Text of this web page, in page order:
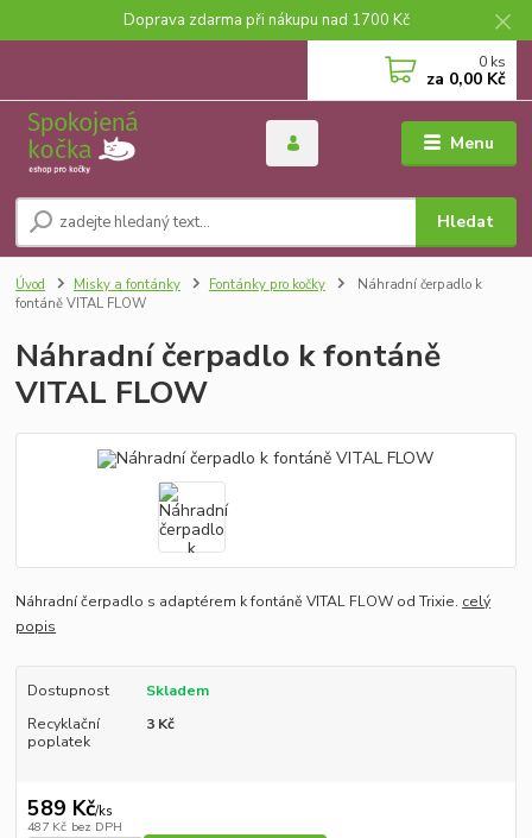
Doprava zdarma při nákupu nad 1700 Kč
Menu
Hledat
0 ks
za 0,00 Kč
Úvod Misky a fontánky Fontánky pro kočky
Náhradní čerpadlo k
fontáně VITAL FLOW
Náhradní čerpadlo k fontáně
VITAL FLOW
Náhradní čerpadlo s adaptérem k fontáně VITAL FLOW od Trixie. celý
popis
Dostupnost
Skladem
Recyklační
poplatek
3 Kč
589 Kč/ks
487 Kč bez DPH